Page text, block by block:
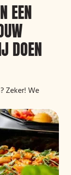
EEN
DOEN
Zeker! We